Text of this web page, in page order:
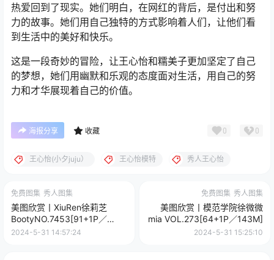
热爱回到了现实。她们明白，在网红的背后，是付出和努
力的故事。她们用自己独特的方式影响着人们，让他们看
到生活中的美好和快乐。
这是一段奇妙的冒险，让王心怡和糯美子更加坚定了自己
的梦想，她们用幽默和乐观的态度面对生活，用自己的努
力和才华展现着自己的价值。
海报分享 收藏 0 0
王心怡(小夕juju） 王心怡模特 秀人王心怡
免费图集 秀人图集
美图欣赏丨XiuRen徐莉芝
BootyNO.7453[91+1P／
854MB]
2024-5-31 14:57:24
免费图集 秀人图集
美图欣赏丨模范学院徐微微
mia VOL.273[64+1P／143M]
2024-5-31 15:25:10